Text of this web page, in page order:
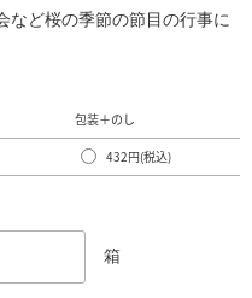
など桜の季節の節目の行事に
包装＋のし
432円(税込)
箱